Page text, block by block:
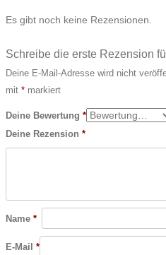
Es gibt noch keine Rezensionen.
Schreibe die erste Rezension
Deine E-Mail-Adresse wird nicht
mit * markiert
Deine Bewertung *
Deine Rezension *
Name *
E-Mail *